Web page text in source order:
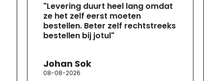
"Levering duurt heel lang omdat
ze het zelf eerst moeten
bestellen. Beter zelf rechtstreeks
bestellen bij jotul"
Johan Sok
08-08-2026